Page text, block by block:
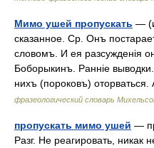
Мимо ушей пропускать —
сказанное. Ср. Онъ
словомъ. И ея разсужденія
Боборыкинъ. Ранніе
нихъ (пороковъ)
фразеологический словарь
пропускать мимо ушей —
Разг. Не реагировать, никак